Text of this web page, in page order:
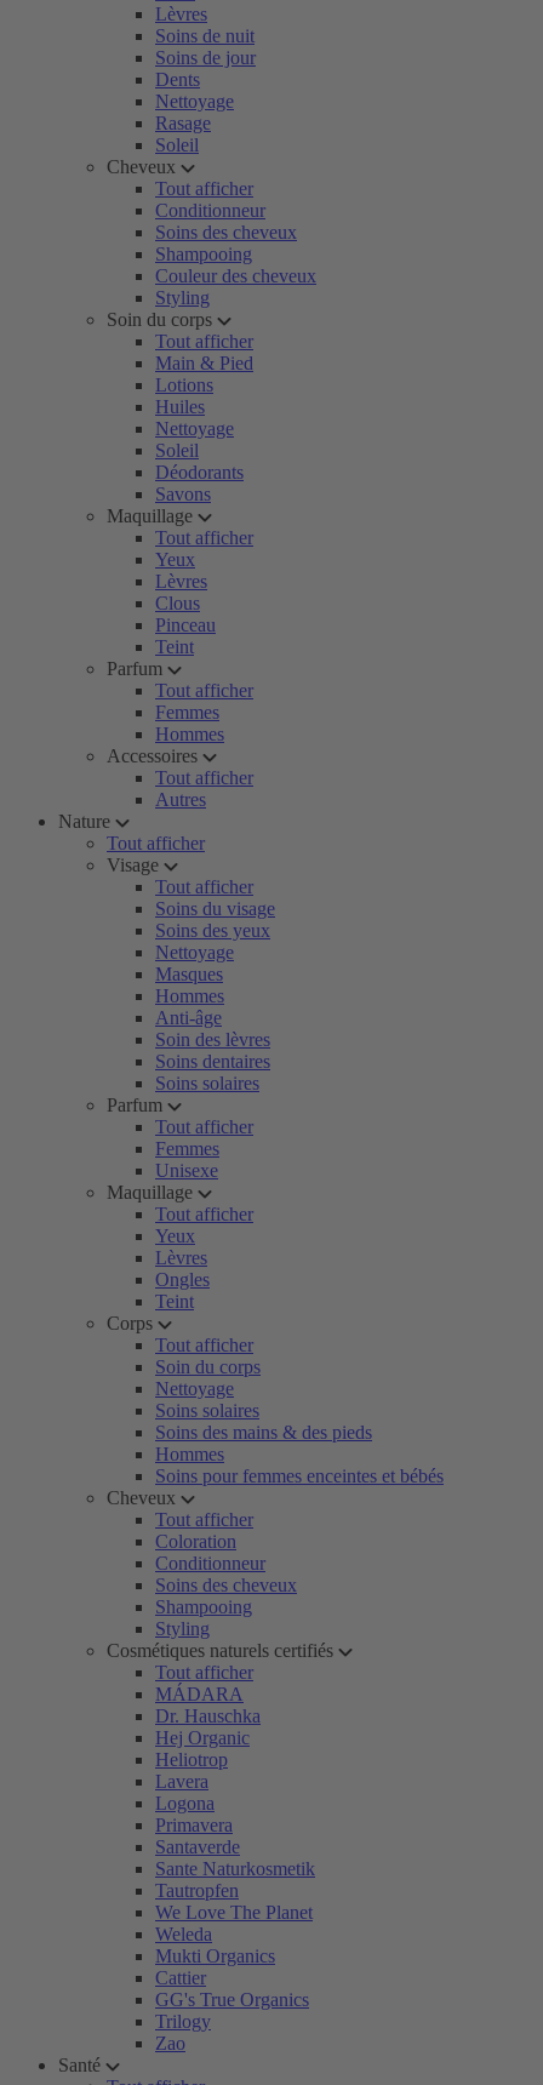
Lèvres
Soins de nuit
Soins de jour
Dents
Nettoyage
Rasage
Soleil
Cheveux
Tout afficher
Conditionneur
Soins des cheveux
Shampooing
Couleur des cheveux
Styling
Soin du corps
Tout afficher
Main & Pied
Lotions
Huiles
Nettoyage
Soleil
Déodorants
Savons
Maquillage
Tout afficher
Yeux
Lèvres
Clous
Pinceau
Teint
Parfum
Tout afficher
Femmes
Hommes
Accessoires
Tout afficher
Autres
Nature
Tout afficher
Visage
Tout afficher
Soins du visage
Soins des yeux
Nettoyage
Masques
Hommes
Anti-âge
Soin des lèvres
Soins dentaires
Soins solaires
Parfum
Tout afficher
Femmes
Unisexe
Maquillage
Tout afficher
Yeux
Lèvres
Ongles
Teint
Corps
Tout afficher
Soin du corps
Nettoyage
Soins solaires
Soins des mains & des pieds
Hommes
Soins pour femmes enceintes et bébés
Cheveux
Tout afficher
Coloration
Conditionneur
Soins des cheveux
Shampooing
Styling
Cosmétiques naturels certifiés
Tout afficher
MÁDARA
Dr. Hauschka
Hej Organic
Heliotrop
Lavera
Logona
Primavera
Santaverde
Sante Naturkosmetik
Tautropfen
We Love The Planet
Weleda
Mukti Organics
Cattier
GG's True Organics
Trilogy
Zao
Santé